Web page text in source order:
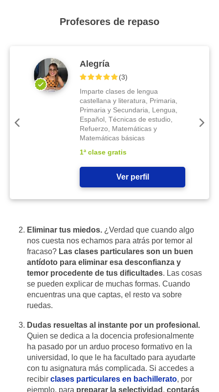
Profesores de repaso
Alegría
(3)
Imparte clases de lengua
castellana y literatura, Primaria,
Primaria y Secundaria, Lengua,
Español, Técnicas de estudio,
Refuerzo, Matemáticas y
Matemáticas básicas
1ª clase gratis
Ver perfil
Eliminar tus miedos. ¿Verdad que cuando algo
nos cuesta nos echamos para atrás por temor al
fracaso? Las clases particulares son un buen
antídoto para eliminar esa desconfianza y
temor procedente de tus dificultades. Las cosas
se pueden explicar de muchas formas. Cuando
encuentras una que captas, el resto va sobre
ruedas.
Dudas resueltas al instante por un profesional.
Quien se dedica a la docencia profesionalmente
ha pasado por un arduo proceso formativo en la
universidad, lo que le ha facultado para ayudarte
con tu asignatura más complicada. Si accedes a
recibirclases particulares en bachillerato, por
ejemplo, para preparar la selectividad ,contarás